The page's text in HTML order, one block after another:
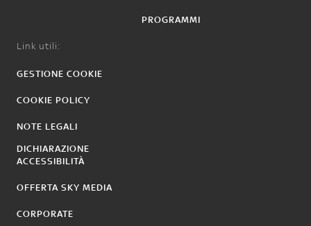
PROGRAMMI
Link utili:
GESTIONE COOKIE
COOKIE POLICY
NOTE LEGALI
DICHIARAZIONE
ACCESSIBILITÀ
OFFERTA SKY MEDIA
CORPORATE